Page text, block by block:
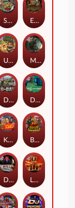
Blood Diamond
Skate or Die
Kiss My Chainsaw
Little Bighorn
Devil's Crossroad
Evil Goblins xBomb
Disturbed
Misery Mining
D Day
Ugliest Catch